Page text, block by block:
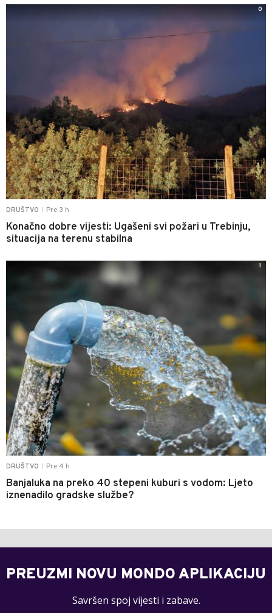
DRUŠTVO Pre 3 h
Konačno dobre vijesti: Ugašeni svi požari u Trebinju,
situacija na terenu stabilna
0
DRUŠTVO Pre 4 h
Banjaluka na preko 40 stepeni kuburi s vodom: Ljeto
iznenadilo gradske službe?
1
PREUZMI NOVU MONDO APLIKACIJU
Savršen spoj vijesti i zabave.